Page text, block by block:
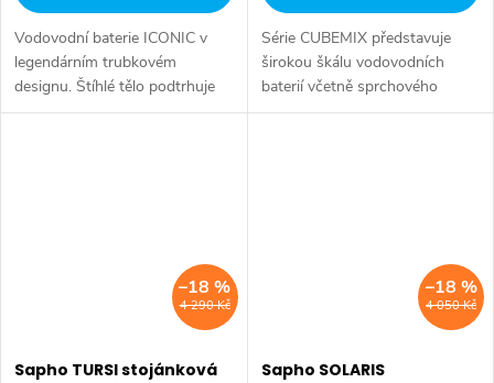
Vodovodní baterie ICONIC v
legendárním trubkovém
designu. Štíhlé tělo podtrhuje
nadčasovost, čistotu a
Série CUBEMIX představuje
širokou škálu vodovodních
baterií včetně sprchového
systému s ruční a hlavovou
4 290 Kč
–18 %
Sapho TURSI stojánková
4 050 Kč
–18 %
Sapho SOLARIS